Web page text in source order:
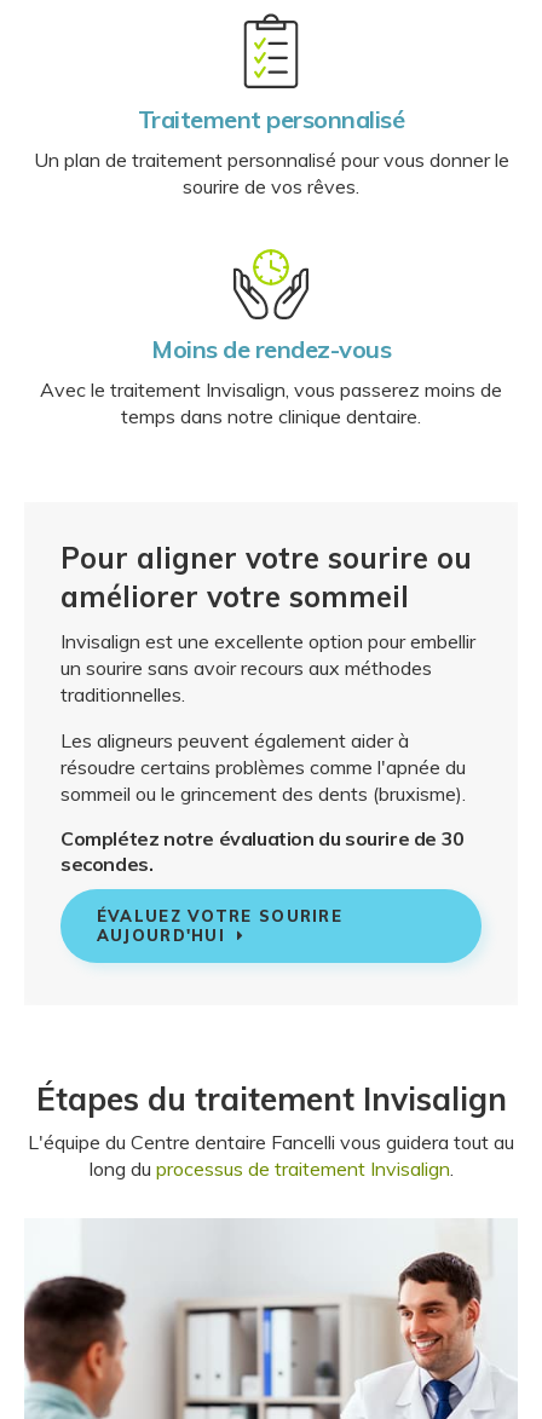
Traitement personnalisé
Un plan de traitement personnalisé pour vous donner le
sourire de vos rêves.
Moins de rendez-vous
Avec le traitement Invisalign, vous passerez moins de
temps dans notre clinique dentaire.
Pour aligner votre sourire ou
améliorer votre sommeil
Invisalign est une excellente option pour embellir
un sourire sans avoir recours aux méthodes
traditionnelles.
Les aligneurs peuvent également aider à
résoudre certains problèmes comme l'apnée du
sommeil ou le grincement des dents (bruxisme).
Complétez notre évaluation du sourire de 30
secondes.
ÉVALUEZ VOTRE SOURIRE
AUJOURD'HUI
Étapes du traitement Invisalign
L'équipe du Centre dentaire Fancelli vous guidera tout au
long du processus de traitement Invisalign